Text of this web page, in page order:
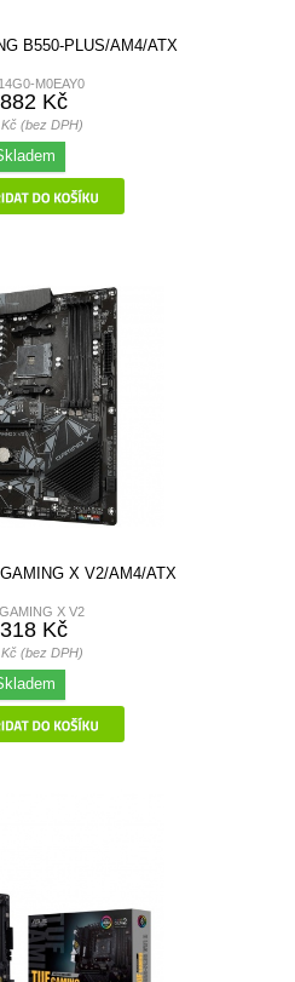
B550-PLUS/AM4/ATX
M0EAY0
Kč
(bez DPH)
X V2/AM4/ATX
X V2
Kč
(bez DPH)